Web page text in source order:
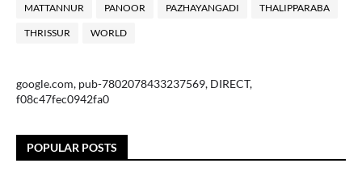
MATTANNUR PANOOR PAZHAYANGADI THALIPPARABA
THRISSUR WORLD
google.com, pub-7802078433237569, DIRECT,
f08c47fec0942fa0
POPULAR POSTS